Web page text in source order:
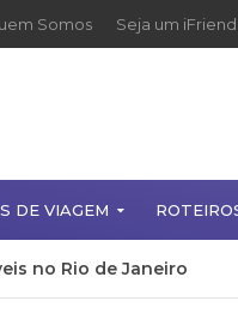
Somos Seja um iFriend
DE VIAGEM
no Rio de Janeiro